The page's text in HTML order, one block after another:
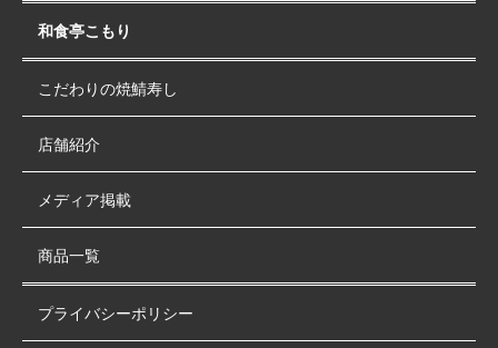
和食亭こもり
こだわりの焼鯖寿し
店舗紹介
メディア掲載
商品一覧
プライバシーポリシー